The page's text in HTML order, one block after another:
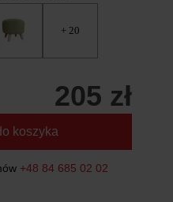
+ 20
205 zł
koszyka
+48 84 685 02 02